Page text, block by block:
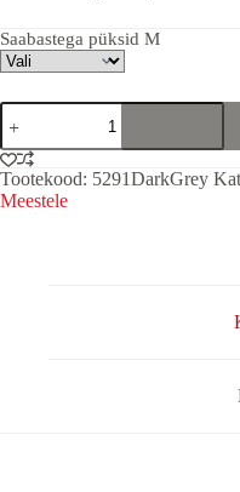
Saabastega püksid M
Kahlamispüksid
"BlackWater"
Tumehall
kogus
Tootekood: 5291DarkGrey
Meestele